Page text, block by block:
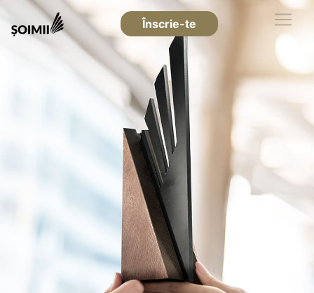
Înscrie-te